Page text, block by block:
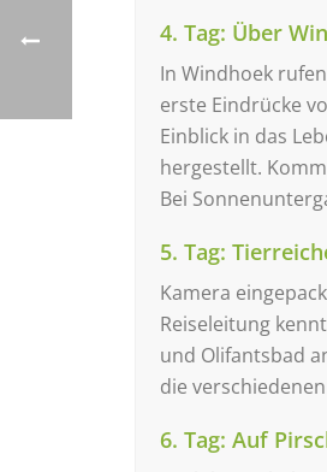
4. Tag: Über
In Windhoek
erste Eindrücke
Einblick in das
hergestellt.
Bei
5. Tag:
Kamera
Reiseleitung
und Olifantsbad
die
6. Tag: Auf